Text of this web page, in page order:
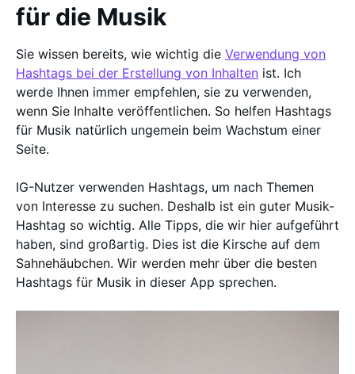
für die Musik
Sie wissen bereits, wie wichtig die Verwendung von
Hashtags bei der Erstellung von Inhalten ist. Ich
werde Ihnen immer empfehlen, sie zu verwenden,
wenn Sie Inhalte veröffentlichen. So helfen Hashtags
für Musik natürlich ungemein beim Wachstum einer
Seite.
IG-Nutzer verwenden Hashtags, um nach Themen
von Interesse zu suchen. Deshalb ist ein guter Musik-
Hashtag so wichtig. Alle Tipps, die wir hier aufgeführt
haben, sind großartig. Dies ist die Kirsche auf dem
Sahnehäubchen. Wir werden mehr über die besten
Hashtags für Musik in dieser App sprechen.